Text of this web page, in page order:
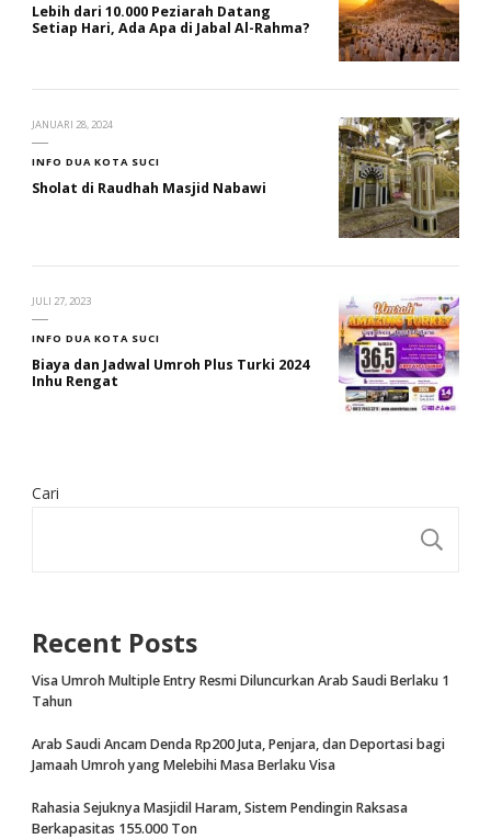
Lebih dari 10.000 Peziarah Datang
Setiap Hari, Ada Apa di Jabal Al-Rahma?
JANUARI 28, 2024
INFO DUA KOTA SUCI
Sholat di Raudhah Masjid Nabawi
JULI 27, 2023
INFO DUA KOTA SUCI
Biaya dan Jadwal Umroh Plus Turki 2024
Inhu Rengat
Cari
Recent Posts
Visa Umroh Multiple Entry Resmi Diluncurkan Arab Saudi Berlaku 1
Tahun
Arab Saudi Ancam Denda Rp200 Juta, Penjara, dan Deportasi bagi
Jamaah Umroh yang Melebihi Masa Berlaku Visa
Rahasia Sejuknya Masjidil Haram, Sistem Pendingin Raksasa
Berkapasitas 155.000 Ton